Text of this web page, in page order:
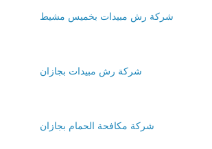
شركة رش مبيدات بخميس مشيط
شركة رش مبيدات بجازان
شركة مكافحة الحمام بجازان